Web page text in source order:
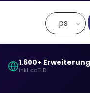
.ps
1.600+ Erweiterung
inkl. ccTLD